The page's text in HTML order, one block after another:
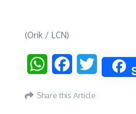
(Orik / LCN)
WhatsAppFacebookTwitter
Share this Article